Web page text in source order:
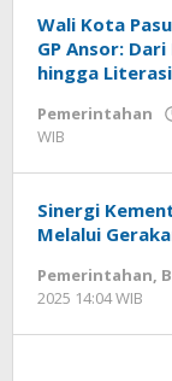
Wali Kota
GP Ansor:
hingga
Pemerintahan
WIB
Sinergi
Melalui
Pemerintahan,
2025 14:04 WIB